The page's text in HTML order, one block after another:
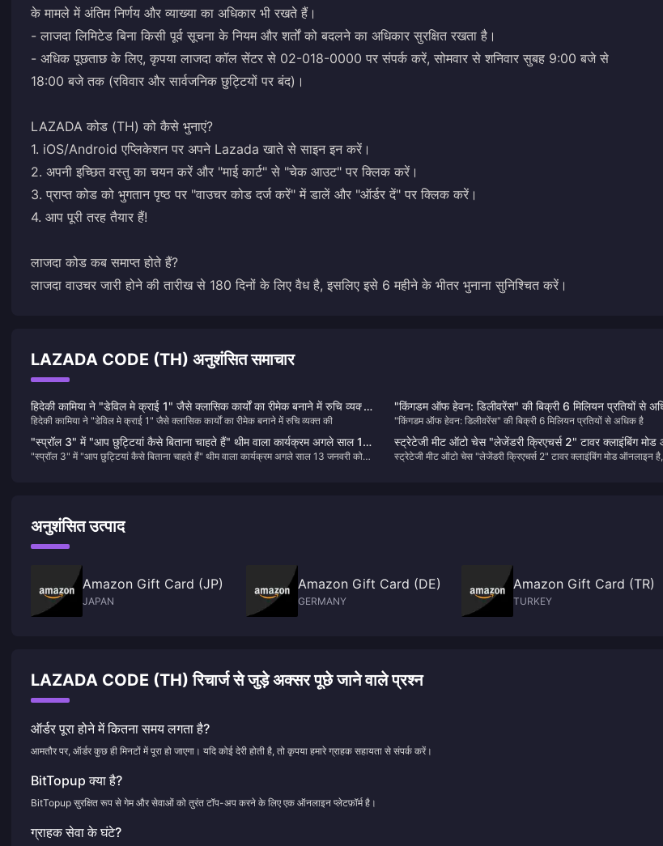
के मामले में अंतिम निर्णय और व्याख्या का अधिकार भी रखते हैं।
- लाजदा लिमिटेड बिना किसी पूर्व सूचना के नियम और शर्तों को बदलने का अधिकार सुरक्षित रखता है।
- अधिक पूछताछ के लिए, कृपया लाजदा कॉल सेंटर से 02-018-0000 पर संपर्क करें, सोमवार से शनिवार सुबह 9:00 बजे से
18:00 बजे तक (रविवार और सार्वजनिक छुट्टियों पर बंद)।
LAZADA कोड (TH) को कैसे भुनाएं?
1. iOS/Android एप्लिकेशन पर अपने Lazada खाते से साइन इन करें।
2. अपनी इच्छित वस्तु का चयन करें और "माई कार्ट" से "चेक आउट" पर क्लिक करें।
3. प्राप्त कोड को भुगतान पृष्ठ पर "वाउचर कोड दर्ज करें" में डालें और "ऑर्डर दें" पर क्लिक करें।
4. आप पूरी तरह तैयार हैं!
लाजदा कोड कब समाप्त होते हैं?
लाजदा वाउचर जारी होने की तारीख से 180 दिनों के लिए वैध है, इसलिए इसे 6 महीने के भीतर भुनाना सुनिश्चित करें।
LAZADA CODE (TH) अनुशंसित समाचार
हिदेकी कामिया ने "डेविल मे क्राई 1" जैसे क्लासिक कार्यों का रीमेक बनाने में रुचि व्यक्त
की
हिदेकी कामिया ने "डेविल मे क्राई 1" जैसे क्लासिक कार्यों का रीमेक बनाने में रुचि व्यक्त की
"किंगडम ऑफ हेवन: डिलीवरेंस" की बिक्री 6 मिलियन प्रतियों से
"किंगडम ऑफ हेवन: डिलीवरेंस" की बिक्री 6 मिलियन प्रतियों से अधिक है
"स्प्रॉल 3" में "आप छुट्टियां कैसे बिताना चाहते हैं" थीम वाला कार्यक्रम अगले साल 13
जनवरी को आयोजित किया जाएगा।
"स्प्रॉल 3" में "आप छुट्टियां कैसे बिताना चाहते हैं" थीम वाला कार्यक्रम अगले साल 13 जनवरी को
स्ट्रेटेजी मीट ऑटो चेस "लेजेंडरी क्रिएचर्स 2" टावर क्लाइंबिंग
ऐतिहासिक कम कीमत के प्रमोशन पर 25% की छूट के साथ
स्ट्रेटेजी मीट ऑटो चेस "लेजेंडरी क्रिएचर्स 2" टावर क्लाइंबिंग मोड ऑनलाइन
अनुशंसित उत्पाद
Amazon Gift Card (JP)
JAPAN
Amazon Gift Card (DE)
GERMANY
Amazon Gift Card (TR)
TURKEY
LAZADA CODE (TH) रिचार्ज से जुड़े अक्सर पूछे जाने वाले प्रश्न
ऑर्डर पूरा होने में कितना समय लगता है?
आमतौर पर, ऑर्डर कुछ ही मिनटों में पूरा हो जाएगा। यदि कोई देरी होती है, तो कृपया हमारे ग्राहक सहायता से संपर्क करें।
BitTopup क्या है?
BitTopup सुरक्षित रूप से गेम और सेवाओं को तुरंत टॉप-अप करने के लिए एक ऑनलाइन प्लेटफ़ॉर्म है।
ग्राहक सेवा के घंटे?